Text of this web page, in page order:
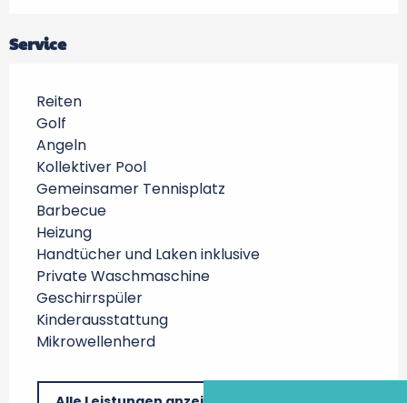
Service
Reiten
Golf
Angeln
Kollektiver Pool
Gemeinsamer Tennisplatz
Barbecue
Heizung
Handtücher und Laken inklusive
Private Waschmaschine
Geschirrspüler
Kinderausstattung
Mikrowellenherd